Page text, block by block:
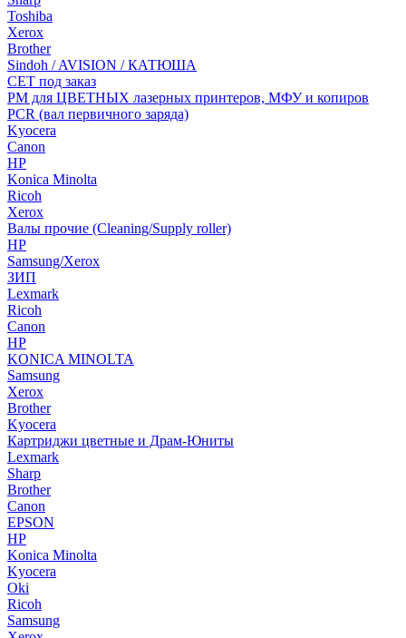
Toshiba
Xerox
Brother
Sindoh / AVISION / КАТЮША
CET под заказ
РМ для ЦВЕТНЫХ лазерных принтеров, МФУ и копиров
PCR (вал первичного заряда)
Kyocera
Canon
HP
Konica Minolta
Ricoh
Xerox
Валы прочие (Cleaning/Supply roller)
HP
Samsung/Xerox
ЗИП
Lexmark
Ricoh
Canon
HP
KONICA MINOLTA
Samsung
Xerox
Brother
Kyocera
Картриджи цветные и Драм-Юниты
Lexmark
Sharp
Brother
Canon
EPSON
HP
Konica Minolta
Kyocera
Oki
Ricoh
Samsung